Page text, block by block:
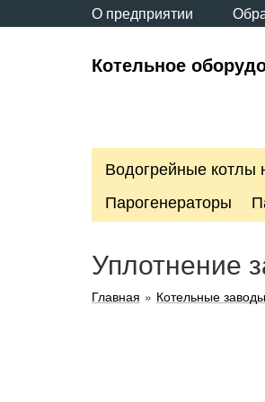
О предприятии
Котельное
Водогрейные котлы
Парогенераторы
Уплотнение
Главная » Котельные заводы